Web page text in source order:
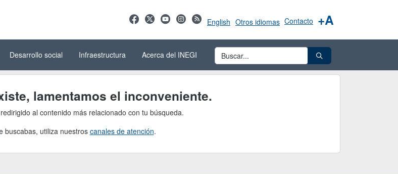
English Otros idiomas Contacto +A
Desarrollo social Infraestructura Acerca del INEGI
lamentamos el inconveniente.
al contenido más relacionado con tu búsqueda.
buscabas, utiliza nuestros canales de atención.